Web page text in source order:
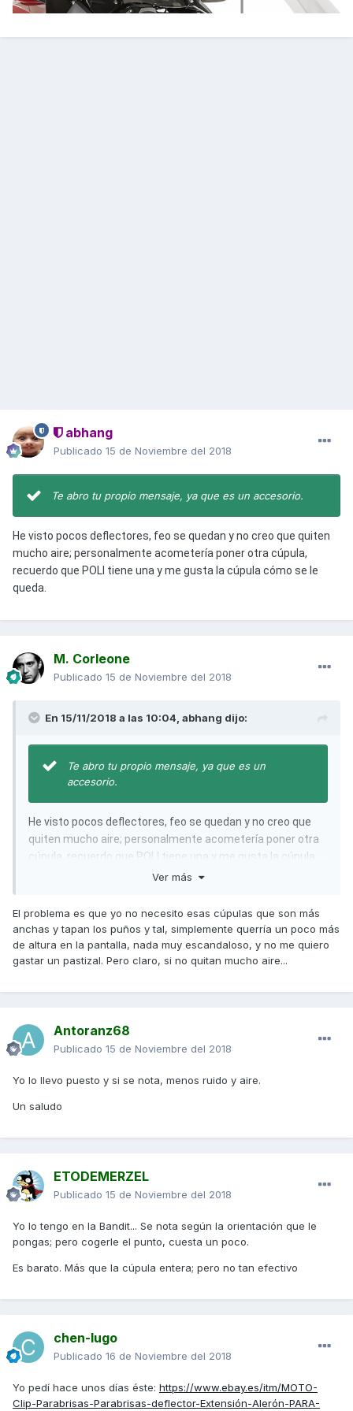
abhang
Publicado 15 de Noviembre del 2018
Te abro tu propio mensaje, ya que es un accesorio.
He visto pocos deflectores, feo se quedan y no creo que quiten
mucho aire; personalmente acometería poner otra cúpula,
recuerdo que POLI tiene una y me gusta la cúpula cómo se le
queda.
M. Corleone
Publicado 15 de Noviembre del 2018
En 15/11/2018 a las 10:04, abhang dijo:
Te abro tu propio mensaje, ya que es un
accesorio.
He visto pocos deflectores, feo se quedan y no creo que
quiten mucho aire; personalmente acometería poner otra
cúpula, recuerdo que POLI tiene una y me gusta la cúpula
Ver más
El problema es que yo no necesito esas cúpulas que son más
anchas y tapan los puños y tal, simplemente querría un poco más
de altura en la pantalla, nada muy escandaloso, y no me quiero
gastar un pastizal. Pero claro, si no quitan mucho aire...
Antoranz68
Publicado 15 de Noviembre del 2018
Yo lo llevo puesto y si se nota, menos ruido y aire.
Un saludo
ETODEMERZEL
Publicado 15 de Noviembre del 2018
Yo lo tengo en la Bandit... Se nota según la orientación que le
pongas; pero cogerle el punto, cuesta un poco.
Es barato. Más que la cúpula entera; pero no tan efectivo
chen-lugo
Publicado 16 de Noviembre del 2018
Yo pedí hace unos días éste: https://www.ebay.es/itm/MOTO-
Clip-Parabrisas-Parabrisas-deflector-Extensión-Alerón-PARA-